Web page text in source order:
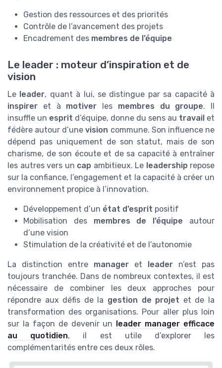
Gestion des ressources et des priorités
Contrôle de l’avancement des projets
Encadrement des membres de l’équipe
Le leader : moteur d’inspiration et de
vision
Le leader, quant à lui, se distingue par sa capacité à
inspirer et à motiver les membres du groupe. Il
insuffle un esprit d’équipe, donne du sens au travail et
fédère autour d’unevision commune. Son influence ne
dépend pas uniquement de son statut, mais de son
charisme, de son écoute et de sa capacité à entraîner
les autres vers un cap ambitieux. Le leadership repose
sur la confiance, l’engagement et la capacité à créer un
environnement propice à l’innovation.
Développement d’un état d’esprit positif
Mobilisation des membres de l’équipe autour
d’une vision
Stimulation de la créativité et de l’autonomie
La distinction entre manager et leader n’est pas
toujours tranchée. Dans de nombreux contextes, il est
nécessaire de combiner les deux approches pour
répondre aux défis de la gestion de projet et de la
transformation des organisations. Pour aller plus loin
sur la façon de devenir un leader manager efficace
au quotidien, il est utile d’explorer les
complémentarités entre ces deux rôles.